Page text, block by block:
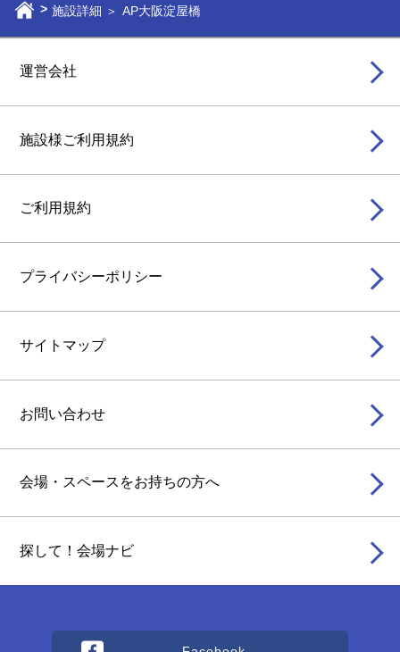
施設詳細 ＞ AP大阪淀屋橋
運営会社
施設様ご利用規約
ご利用規約
プライバシーポリシー
サイトマップ
お問い合わせ
会場・スペースをお持ちの方へ
探して！会場ナビ